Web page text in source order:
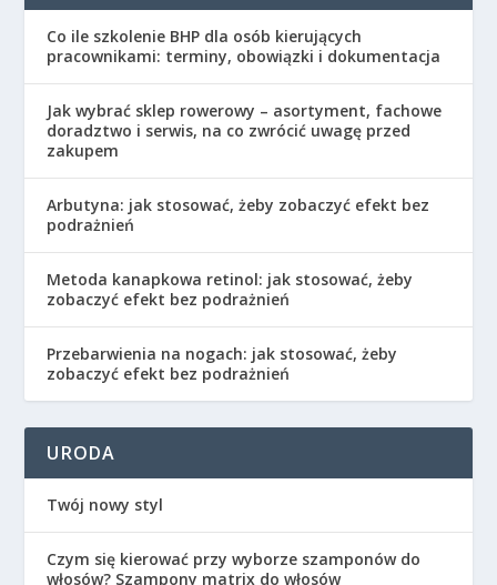
Co ile szkolenie BHP dla osób kierujących
pracownikami: terminy, obowiązki i dokumentacja
Jak wybrać sklep rowerowy – asortyment, fachowe
doradztwo i serwis, na co zwrócić uwagę przed
zakupem
Arbutyna: jak stosować, żeby zobaczyć efekt bez
podrażnień
Metoda kanapkowa retinol: jak stosować, żeby
zobaczyć efekt bez podrażnień
Przebarwienia na nogach: jak stosować, żeby
zobaczyć efekt bez podrażnień
URODA
Twój nowy styl
Czym się kierować przy wyborze szamponów do
włosów? Szampony matrix do włosów